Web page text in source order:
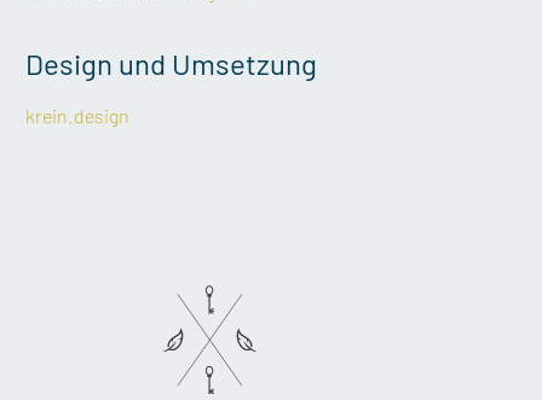
Design und Umsetzung
krein.design